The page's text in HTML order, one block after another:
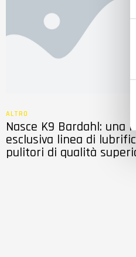
z
e
d
ALTRO
Nasce K9 Bardahl: una
esclusiva linea di
pulitori di qualità